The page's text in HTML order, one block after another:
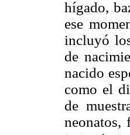
hígado,
ese
incluyó
de
nacido
como el
de
neonatos,